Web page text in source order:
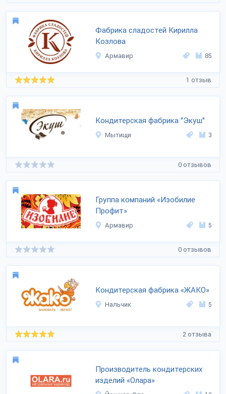
Фабрика сладостей Кирилла
Козлова
Армавир 85
1 отзыв
Кондитерская фабрика "Экуш"
Мытищи 3
0 отзывов
Группа компаний «Изобилие
Профит»
Армавир 5
0 отзывов
Кондитерская фабрика «ЖАКО»
Нальчик 5
2 отзыва
Производитель кондитерских
изделий «Олара»